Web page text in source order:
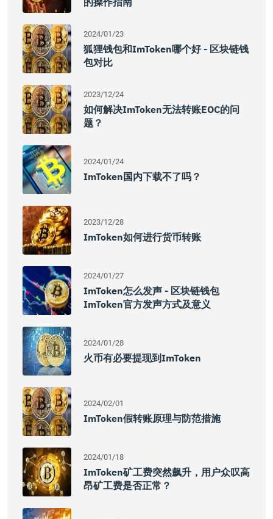
2024/01/23
狐狸钱包和imToken哪个好 - 区块链钱
包对比
2023/12/24
如何解决imToken无法转账EOC的问
题？
2024/01/24
ImToken国内下载不了吗？
2023/12/28
ImToken如何进行货币转账
2024/01/27
ImToken怎么发声 - 区块链钱包
ImToken官方发声方式及意义
2024/01/28
火币有必要提现到imToken
2024/02/01
ImToken假转账原理与防范措施
2024/01/18
ImToken矿工费突然飙升，用户众叹高
昂矿工费是否正常？